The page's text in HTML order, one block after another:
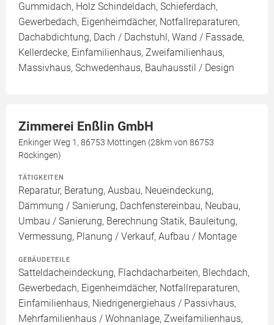
Gummidach, Holz Schindeldach, Schieferdach,
Gewerbedach, Eigenheimdächer, Notfallreparaturen,
Dachabdichtung, Dach / Dachstuhl, Wand / Fassade,
Kellerdecke, Einfamilienhaus, Zweifamilienhaus,
Massivhaus, Schwedenhaus, Bauhausstil / Design
Zimmerei Enßlin GmbH
Enkinger Weg 1, 86753 Möttingen (28km von 86753
Röckingen)
TÄTIGKEITEN
Reparatur, Beratung, Ausbau, Neueindeckung,
Dämmung / Sanierung, Dachfenstereinbau, Neubau,
Umbau / Sanierung, Berechnung Statik, Bauleitung,
Vermessung, Planung / Verkauf, Aufbau / Montage
GEBÄUDETEILE
Satteldacheindeckung, Flachdacharbeiten, Blechdach,
Gewerbedach, Eigenheimdächer, Notfallreparaturen,
Einfamilienhaus, Niedrigenergiehaus / Passivhaus,
Mehrfamilienhaus / Wohnanlage, Zweifamilienhaus,